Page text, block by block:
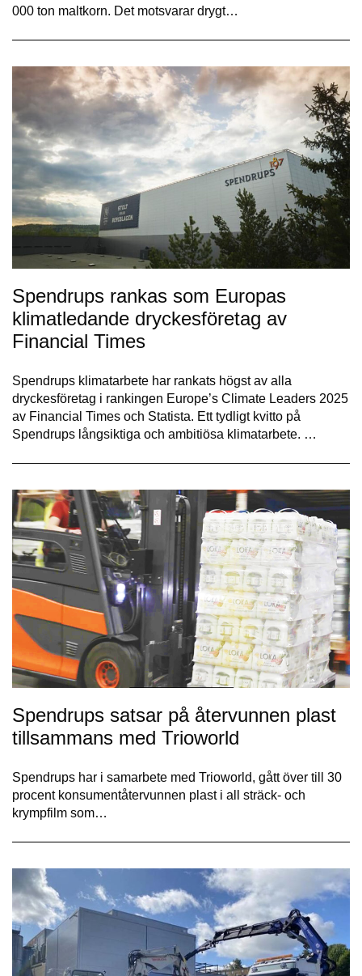
000 ton maltkorn. Det motsvarar drygt…
Spendrups rankas som Europas
klimatledande dryckesföretag av
Financial Times
Spendrups klimatarbete har rankats högst av alla
dryckesföretag i rankingen Europe’s Climate Leaders 2025
av Financial Times och Statista. Ett tydligt kvitto på
Spendrups långsiktiga och ambitiösa klimatarbete. …
Spendrups satsar på återvunnen plast
tillsammans med Trioworld
Spendrups har i samarbete med Trioworld, gått över till 30
procent konsumentåtervunnen plast i all sträck- och
krympfilm som…